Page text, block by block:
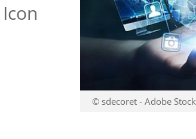
© sdecoret - Adobe Stock